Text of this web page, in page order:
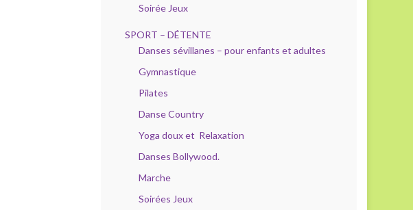
Soirée Jeux
SPORT – DÉTENTE
Danses sévillanes – pour enfants et adultes
Gymnastique
Pilates
Danse Country
Yoga doux et Relaxation
Danses Bollywood.
Marche
Soirées Jeux